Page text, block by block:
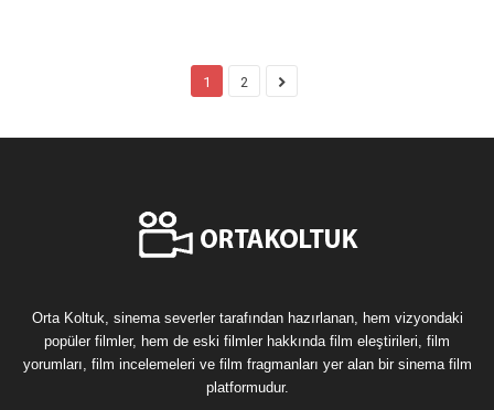
1 2
Orta Koltuk, sinema severler tarafından hazırlanan, hem vizyondaki
popüler filmler, hem de eski filmler hakkında film eleştirileri, film
yorumları, film incelemeleri ve film fragmanları yer alan bir sinema film
platformudur.